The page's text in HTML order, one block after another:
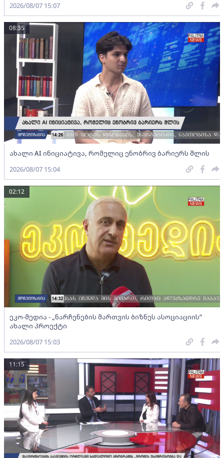
2026/08/07 15:07
ახალი AI ინიციატივა, რომელიც ენობრივ ბარიერს შლის
08:35
2026/08/07 15:04
ეკო-მედია - „ნარჩენების მართვის ბიზნეს ასოციაციის”
ახალი პროექტი
02:12
2026/08/07 15:03
11:15